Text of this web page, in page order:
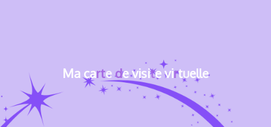
Ma cartedevisitevirtuelle